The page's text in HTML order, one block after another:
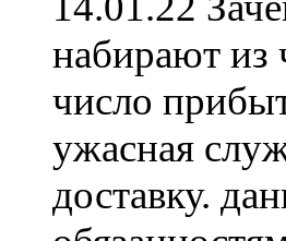
набирают из
число
ужасная
доставку.